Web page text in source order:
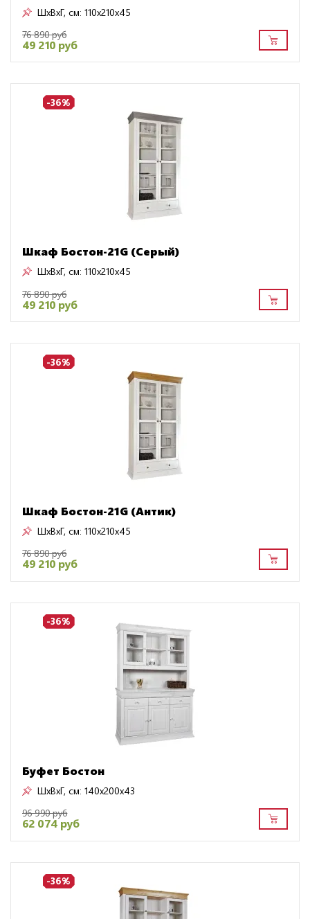
ШxВxГ, см: 110x210x45
76 890 руб
49 210 руб
-36%
Шкаф Бостон-21G (Серый)
ШxВxГ, см: 110x210x45
76 890 руб
49 210 руб
-36%
Шкаф Бостон-21G (Антик)
ШxВxГ, см: 110x210x45
76 890 руб
49 210 руб
-36%
Буфет Бостон
ШxВxГ, см: 140x200x43
96 990 руб
62 074 руб
-36%